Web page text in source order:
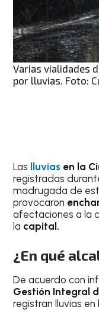
Varias vialidades
por lluvias. Foto:
Las lluvias en la
registradas
madrugada de
provocaron
afectaciones a la
la capital.
¿En qué
De acuerdo con
Gestión Integral
registran lluvias en